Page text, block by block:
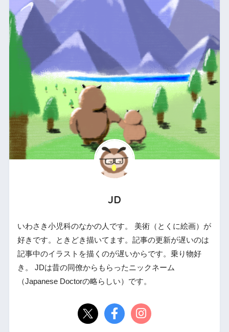
JD
いわさき小児科のなかの人です。 美術（とくに絵画）が
好きです。ときどき描いてます。記事の更新が遅いのは
記事中のイラストを描くのが遅いからです。乗り物好
き。 JDは昔の同僚からもらったニックネーム
（Japanese Doctorの略らしい）です。